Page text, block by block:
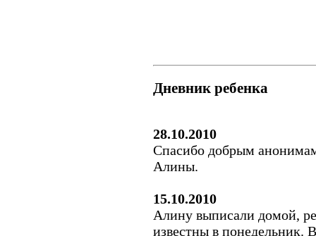
Дневник ребенка
28.10.2010
Спасибо добрым
Алины.
15.10.2010
Алину выписали домой,
известны в понедельник.